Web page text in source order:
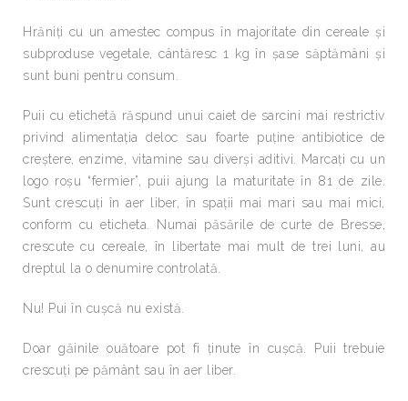
Hrăniţi cu un amestec compus în majoritate din cereale şi
subproduse vegetale, cântăresc 1 kg în şase săptămâni şi
sunt buni pentru consum.
Puii cu etichetă răspund unui caiet de sarcini mai restrictiv
privind alimentaţia deloc sau foarte puţine antibiotice de
creştere, enzime, vitamine sau diverşi aditivi. Marcaţi cu un
logo roşu “fermier”, puii ajung la maturitate în 81 de zile.
Sunt crescuţi în aer liber, în spaţii mai mari sau mai mici,
conform cu eticheta. Numai păsările de curte de Bresse,
crescute cu cereale, în libertate mai mult de trei luni, au
dreptul la o denumire controlată.
Nu! Pui în cuşcă nu există.
Doar găinile ouătoare pot fi ţinute în cuşcă. Puii trebuie
crescuţi pe pământ sau în aer liber.